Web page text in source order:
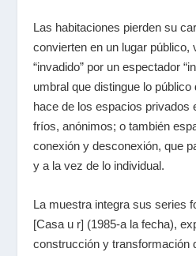
Las habitaciones pierden su
convierten en un lugar público,
“invadido” por un espectador
umbral que distingue lo
hace de los espacios privados
fríos, anónimos; o también
conexión y desconexión, que
y a la vez de lo individual.
La muestra integra sus series
[Casa u r] (1985-a la fecha),
construcción y transformación